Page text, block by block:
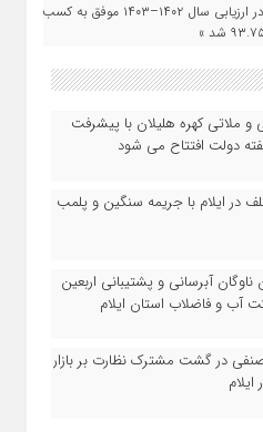
معاونت دانشجویی دانشگاه ایلام در ارزیابی سال ۱۴۰۲–۱۴۰۳ موفق به کسب
و ملاتی کهره هلیلان با پیشرفت
در ایلام با جریمه سنگین و پلمب
ناوگان آبرسانی و پشتیبانی اربعین
صنفی در گشت مشترک نظارت بر بازار